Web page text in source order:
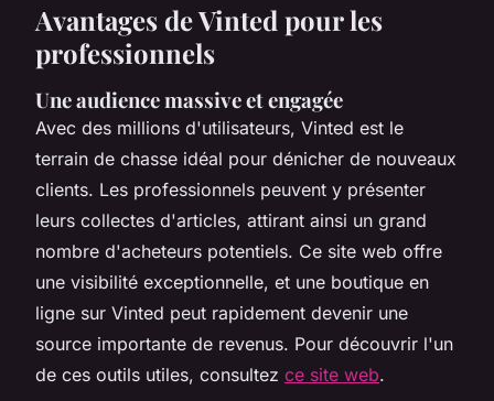
Avantages de Vinted pour les
professionnels
Une audience massive et engagée
Avec des millions d'utilisateurs, Vinted est le
terrain de chasse idéal pour dénicher de nouveaux
clients. Les professionnels peuvent y présenter
leurs collectes d'articles, attirant ainsi un grand
nombre d'acheteurs potentiels. Ce site web offre
une visibilité exceptionnelle, et une boutique en
ligne sur Vinted peut rapidement devenir une
source importante de revenus. Pour découvrir l'un
de ces outils utiles, consultez ce site web.